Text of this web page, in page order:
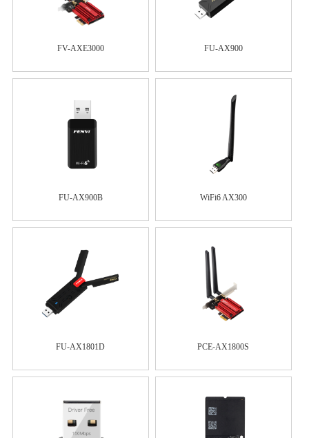
FV-AXE3000 FU-AX900
FU-AX900B WiFi6 AX300
FU-AX1801D PCE-AX1800S